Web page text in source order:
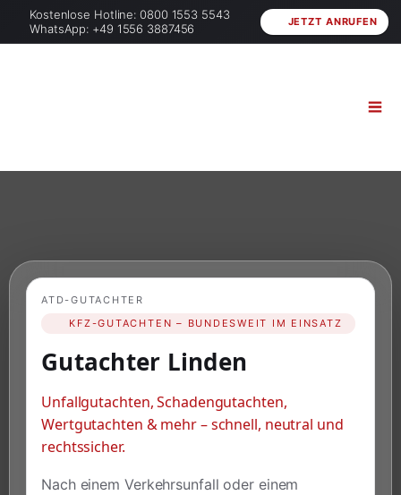
Kostenlose Hotline: 0800 1553 5543
WhatsApp: +49 1556 3887456
JETZT ANRUFEN
ATD-GUTACHTER
KFZ-GUTACHTEN – BUNDESWEIT IM EINSATZ
Gutachter Linden
Unfallgutachten, Schadengutachten,
Wertgutachten & mehr – schnell, neutral und
rechtssicher.
Nach einem Verkehrsunfall oder einem